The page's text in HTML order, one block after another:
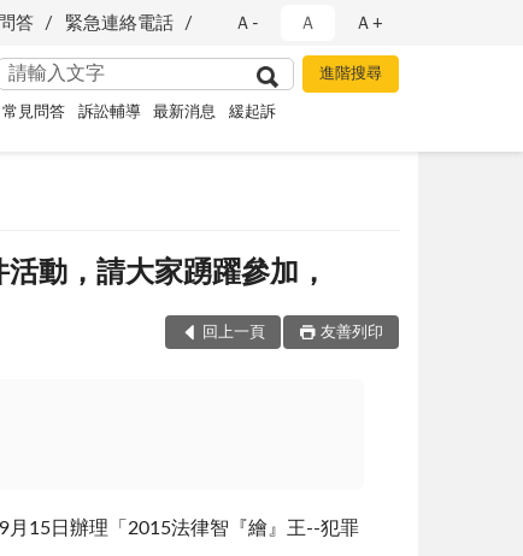
答 緊急連絡電話 Ａ- Ａ Ａ+
常見問答 訴訟輔導 最新消息 緩起訴
動，請大家踴躍參加，
回上一頁 友善列印
15日辦理「2015法律智『繪』王--犯罪